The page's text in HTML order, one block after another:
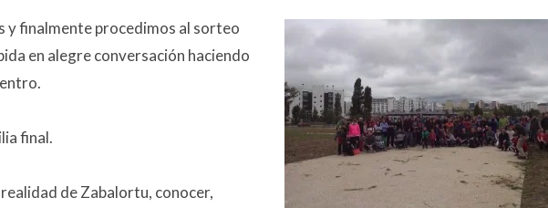
y finalmente procedimos al sorteo
en alegre conversación haciendo
final.
de Zabalortu, conocer,